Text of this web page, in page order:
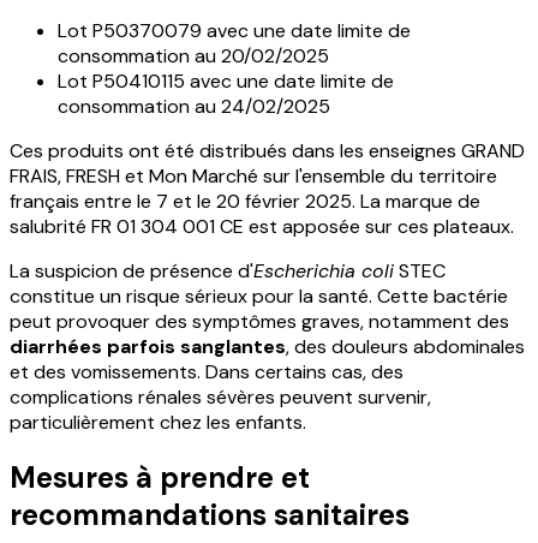
Lot P50370079 avec une date limite de
consommation au 20/02/2025
Lot P50410115 avec une date limite de
consommation au 24/02/2025
Ces produits ont été distribués dans les enseignes GRAND
FRAIS, FRESH et Mon Marché sur l'ensemble du territoire
français entre le 7 et le 20 février 2025. La marque de
salubrité FR 01 304 001 CE est apposée sur ces plateaux.
La suspicion de présence d'Escherichia coliSTEC
constitue un risque sérieux pour la santé. Cette bactérie
peut provoquer des symptômes graves, notamment des
diarrhées parfois sanglantes, des douleurs abdominales
et des vomissements. Dans certains cas, des
complications rénales sévères peuvent survenir,
particulièrement chez les enfants.
Mesures à prendre et
recommandations sanitaires